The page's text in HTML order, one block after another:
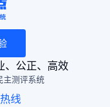
、公正、高效
主测评系统
线